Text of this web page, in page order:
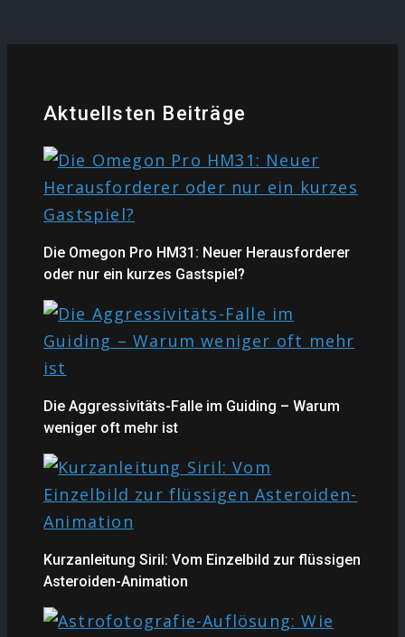
Aktuellsten Beiträge
Die Omegon Pro HM31: Neuer Herausforderer
oder nur ein kurzes Gastspiel?
Die Aggressivitäts-Falle im Guiding – Warum
weniger oft mehr ist
Kurzanleitung Siril: Vom Einzelbild zur flüssigen
Asteroiden-Animation